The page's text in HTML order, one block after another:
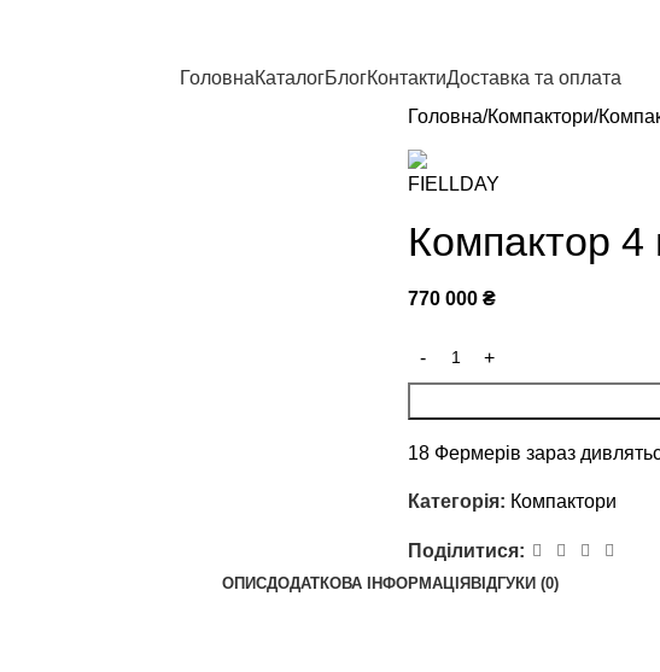
ГоловнаКаталогБлогКонтактиДоставка та оплата
Головна Компактори
Компактор 4
770 000 ₴
18 Фермерів зараз
Категорія: Компактори
Поділитися:
ОПИСДОДАТКОВА ІНФОРМАЦІЯ ВІДГУКИ (0)